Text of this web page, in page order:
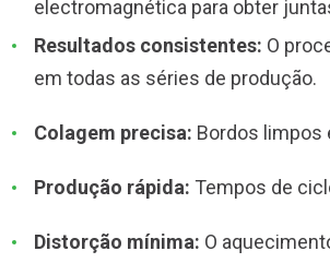
electromagnética para obter
Resultados consistentes: O
em todas as séries de produção.
Colagem precisa: Bordos limpos
Produção rápida: Tempos de
Distorção mínima: O